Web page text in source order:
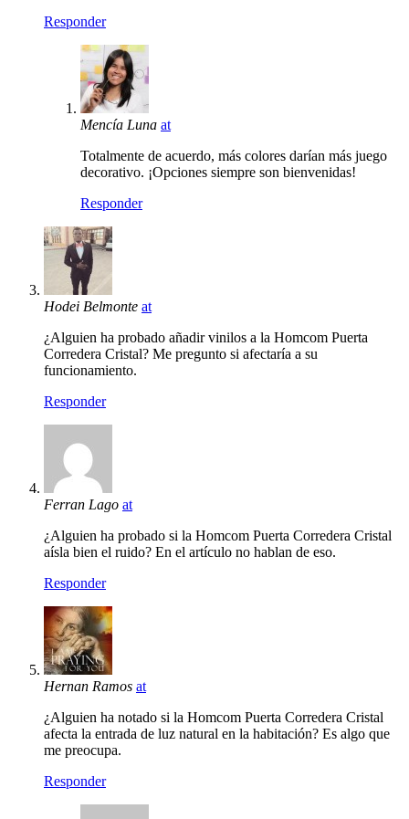
Responder
Mencía Luna at
Totalmente de acuerdo, más colores darían más juego
decorativo. ¡Opciones siempre son bienvenidas!
Responder
Hodei Belmonte at
¿Alguien ha probado añadir vinilos a la Homcom Puerta
Corredera Cristal? Me pregunto si afectaría a su
funcionamiento.
Responder
Ferran Lago at
¿Alguien ha probado si la Homcom Puerta Corredera Cristal
aísla bien el ruido? En el artículo no hablan de eso.
Responder
Hernan Ramos at
¿Alguien ha notado si la Homcom Puerta Corredera Cristal
afecta la entrada de luz natural en la habitación? Es algo que
me preocupa.
Responder